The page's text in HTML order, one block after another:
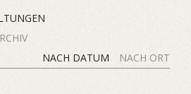
NACH DATUM
NACH ORT